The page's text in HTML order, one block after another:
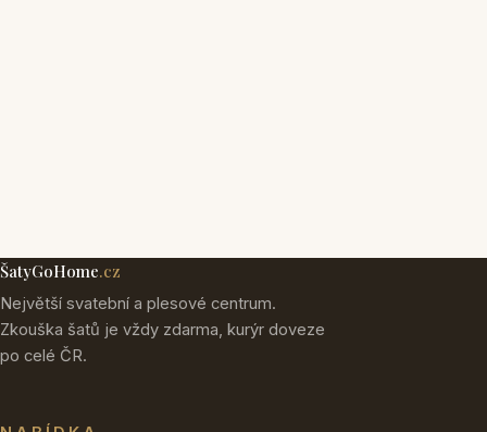
ŠatyGoHome.cz
Největší svatební a plesové centrum.
Zkouška šatů je vždy zdarma, kurýr doveze
po celé ČR.